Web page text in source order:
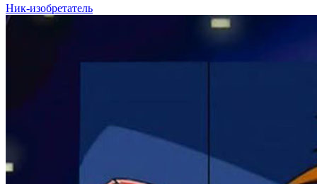
Ник-изобретатель